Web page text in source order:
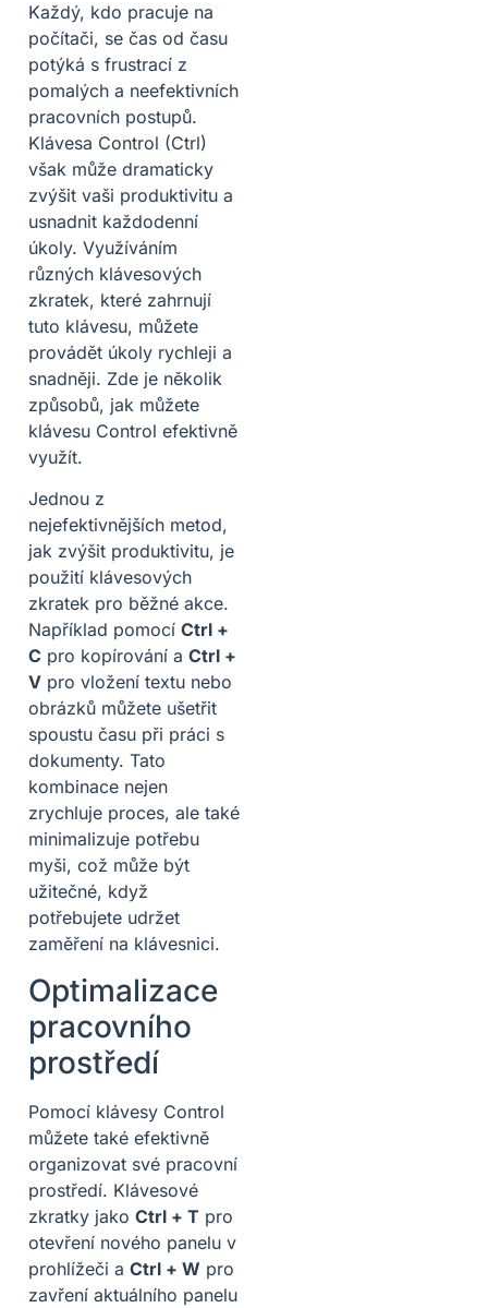
Každý, kdo pracuje na
počítači, se čas od času
potýká s frustrací z
pomalých a neefektivních
pracovních postupů.
Klávesa Control (Ctrl)
však může dramaticky
zvýšit vaši produktivitu a
usnadnit každodenní
úkoly. Využíváním
různých klávesových
zkratek, které zahrnují
tuto klávesu, můžete
provádět úkoly rychleji a
snadněji. Zde je několik
způsobů, jak můžete
klávesu Control efektivně
využít.
Jednou z
nejefektivnějších metod,
jak zvýšit produktivitu, je
použití klávesových
zkratek pro běžné akce.
Například pomocí Ctrl +
C pro kopírování a Ctrl +
V pro vložení textu nebo
obrázků můžete ušetřit
spoustu času při práci s
dokumenty. Tato
kombinace nejen
zrychluje proces, ale také
minimalizuje potřebu
myši, což může být
užitečné, když
potřebujete udržet
zaměření na klávesnici.
Optimalizace
pracovního
prostředí
Pomocí klávesy Control
můžete také efektivně
organizovat své pracovní
prostředí. Klávesové
zkratky jako Ctrl + T pro
otevření nového panelu v
prohlížeči a Ctrl + W pro
zavření aktuálního panelu